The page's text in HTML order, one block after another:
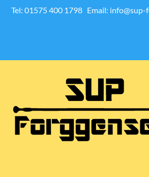
Tel: 01575 400 1798 Email: info@sup-